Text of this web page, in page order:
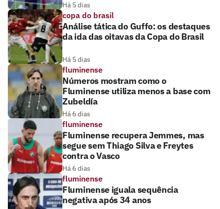
Há 5 dias
copa do brasil
Análise tática do Guffo: os destaques
da ida das oitavas da Copa do Brasil
Há 5 dias
fluminense
Números mostram como o
Fluminense utiliza menos a base com
Zubeldía
Há 6 dias
fluminense
Fluminense recupera Jemmes, mas
segue sem Thiago Silva e Freytes
contra o Vasco
Há 6 dias
fluminense
Fluminense iguala sequência
negativa após 34 anos